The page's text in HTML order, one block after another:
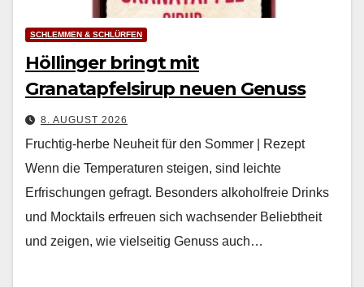
SCHLEMMEN & SCHLÜRFEN
Höllinger bringt mit
Granatapfelsirup neuen Genuss
8. AUGUST 2026
Fruchtig-herbe Neuheit für den Sommer | Rezept
Wenn die Tem­per­a­turen steigen, sind leichte
Erfrischun­gen gefragt. Beson­ders alko­hol­freie Drinks
und Mock­tails erfreuen sich wach­sender Beliebtheit
und zeigen, wie viel­seit­ig Genuss auch…